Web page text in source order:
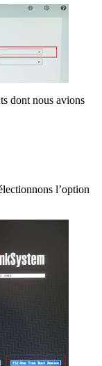
dont nous avions
l’option